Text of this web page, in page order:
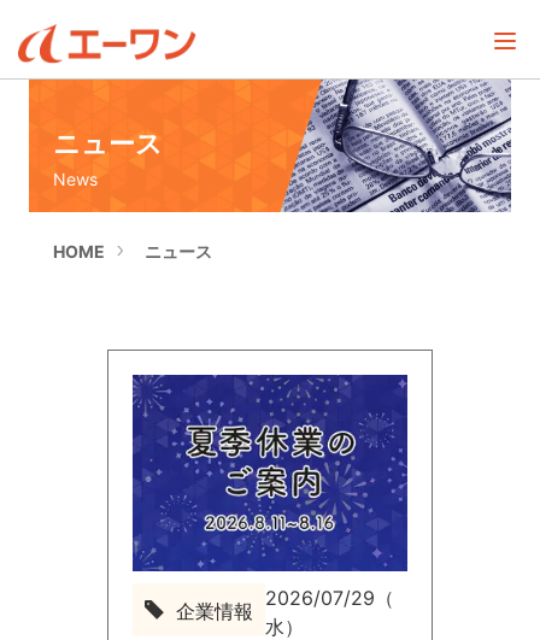
ニュース
News
HOME ニュース
企
企業情報
2026/07/29（
水）